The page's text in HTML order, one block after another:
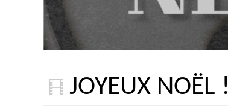
JOYEUX NOËL !